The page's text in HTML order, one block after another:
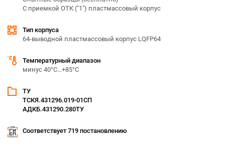
С приемкой ОТК ("1") пластмассовый корпус
Тип корпуса
64-выводной пластмассовый корпус LQFP64
Температурный диапазон
минус 40°С...+85°С
ТУ
ТСКЯ.431296.019-01CП
АДКБ.431290.280ТУ
Соответствует 719 постановлению